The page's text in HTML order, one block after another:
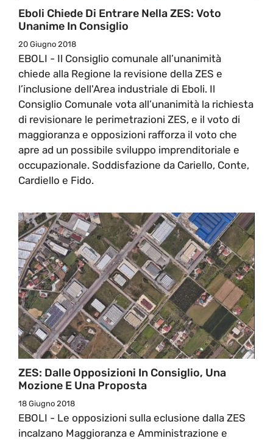
Eboli Chiede Di Entrare Nella ZES: Voto
Unanime In Consiglio
20 Giugno 2018
EBOLI - Il Consiglio comunale all’unanimità
chiede alla Regione la revisione della ZES e
l’inclusione dell'Area industriale di Eboli. Il
Consiglio Comunale vota all’unanimità la richiesta
di revisionare le perimetrazioni ZES, e il voto di
maggioranza e opposizioni rafforza il voto che
apre ad un possibile sviluppo imprenditoriale e
occupazionale. Soddisfazione da Cariello, Conte,
Cardiello e Fido.
ZES: Dalle Opposizioni In Consiglio, Una
Mozione E Una Proposta
18 Giugno 2018
EBOLI - Le opposizioni sulla eclusione dalla ZES
incalzano Maggioranza e Amministrazione e